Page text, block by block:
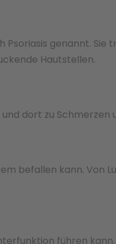
genannt. Sie
Hautstellen.
dort zu Schmerzen
befallen kann. Von
führen kann.